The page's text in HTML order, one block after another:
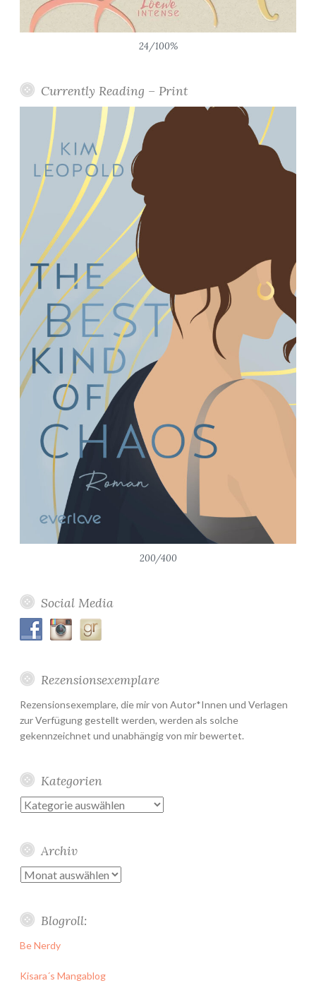
24/100%
Currently Reading – Print
200/400
Social Media
Rezensionsexemplare
Rezensionsexemplare, die mir von Autor*Innen und Verlagen
zur Verfügung gestellt werden, werden als solche
gekennzeichnet und unabhängig von mir bewertet.
Kategorien
Kategorien
Archiv
Archiv
Blogroll:
Be Nerdy
Kisara´s Mangablog